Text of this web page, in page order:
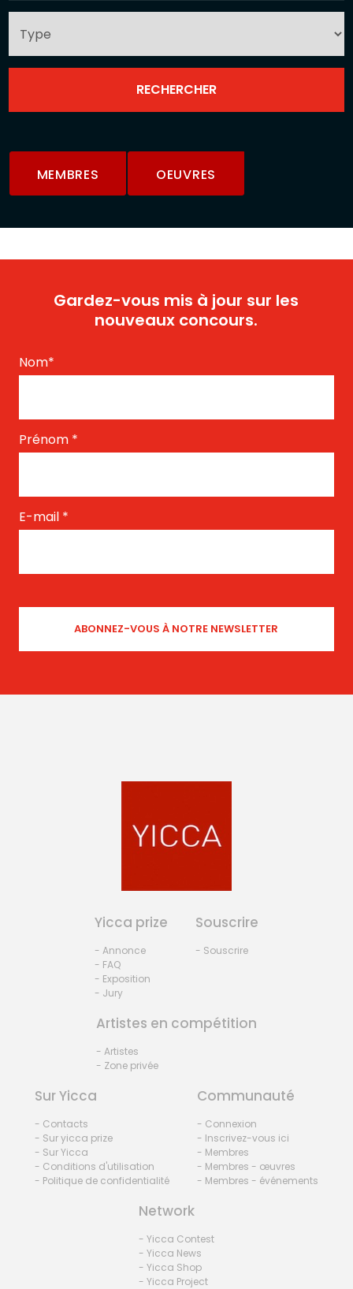
MEMBRES OEUVRES
Gardez-vous mis à jour sur les
nouveaux concours.
Nom*
Prénom *
E-mail *
Yicca prize
- Annonce
- FAQ
- Exposition
- Jury
Souscrire
- Souscrire
Artistes en compétition
- Artistes
- Zone privée
Sur Yicca
- Contacts
- Sur yicca prize
- Sur Yicca
- Conditions d'utilisation
- Politique de confidentialité
Communauté
- Connexion
- Inscrivez-vous ici
- Membres
- Membres - œuvres
- Membres - événements
Network
- Yicca Contest
- Yicca News
- Yicca Shop
- Yicca Project